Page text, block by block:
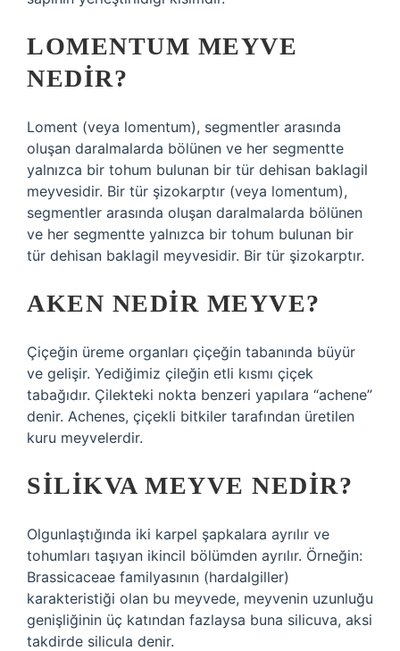
LOMENTUM MEYVE
NEDIR?
Loment (veya lomentum), segmentler arasında
oluşan daralmalarda bölünen ve her segmentte
yalnızca bir tohum bulunan bir tür dehisan baklagil
meyvesidir. Bir tür şizokarptır (veya lomentum),
segmentler arasında oluşan daralmalarda bölünen
ve her segmentte yalnızca bir tohum bulunan bir
tür dehisan baklagil meyvesidir. Bir tür şizokarptır.
AKEN NEDIR MEYVE?
Çiçeğin üreme organları çiçeğin tabanında büyür
ve gelişir. Yediğimiz çileğin etli kısmı çiçek
tabağıdır. Çilekteki nokta benzeri yapılara “achene”
denir. Achenes, çiçekli bitkiler tarafından üretilen
kuru meyvelerdir.
SILIKVA MEYVE NEDIR?
Olgunlaştığında iki karpel şapkalara ayrılır ve
tohumları taşıyan ikincil bölümden ayrılır. Örneğin:
Brassicaceae familyasının (hardalgiller)
karakteristiği olan bu meyvede, meyvenin uzunluğu
genişliğinin üç katından fazlaysa buna silicuva, aksi
takdirde silicula denir.